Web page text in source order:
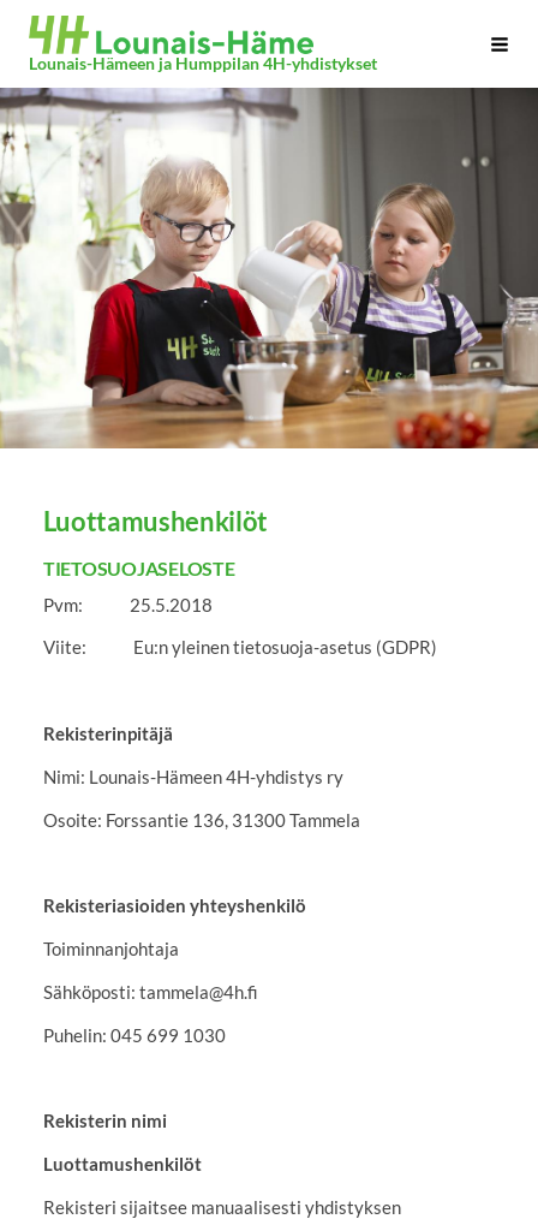
Siirry
sivun
Lounais-Hämeen ja Humppilan 4H-yhdistykset
Luottamushenkilöt
TIETOSUOJASELOSTE
Pvm: 25.5.2018
Viite: Eu:n yleinen tietosuoja-asetus (GDPR)
Rekisterinpitäjä
Nimi: Lounais-Hämeen 4H-yhdistys ry
Osoite: Forssantie 136, 31300 Tammela
Rekisteriasioiden yhteyshenkilö
Toiminnanjohtaja
Sähköposti: tammela@4h.fi
Puhelin: 045 699 1030
Rekisterin nimi
Luottamushenkilöt
Rekisteri sijaitsee manuaalisesti yhdistyksen